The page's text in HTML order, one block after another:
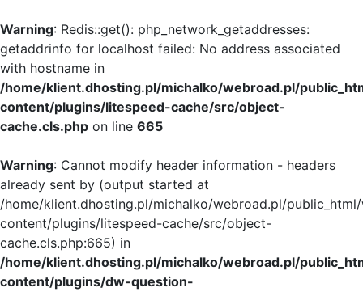
Warning: Redis::get(): php_network_getaddresses:
getaddrinfo for localhost failed: No address associated
with hostname in
/home/klient.dhosting.pl/michalko/webroad.pl/
content/plugins/litespeed-cache/src/object-
cache.cls.php on line 665
Warning: Cannot modify header information - headers
already sent by (output started at
/home/klient.dhosting.pl/michalko/webroad.pl/
content/plugins/litespeed-cache/src/object-
cache.cls.php:665) in
/home/klient.dhosting.pl/michalko/webroad.pl/
content/plugins/dw-question-